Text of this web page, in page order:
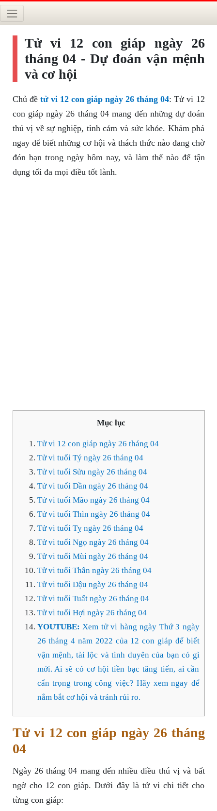
Tử vi 12 con giáp ngày 26
tháng 04 - Dự đoán vận mệnh
và cơ hội
Chủ đề tử vi 12 con giáp ngày 26 tháng 04: Tử vi 12
con giáp ngày 26 tháng 04 mang đến những dự đoán
thú vị về sự nghiệp, tình cảm và sức khỏe. Khám phá
ngay để biết những cơ hội và thách thức nào đang chờ
đón bạn trong ngày hôm nay, và làm thế nào để tận
dụng tối đa mọi điều tốt lành.
Mục lục
Tử vi 12 con giáp ngày 26 tháng 04
Tử vi tuổi Tý ngày 26 tháng 04
Tử vi tuổi Sửu ngày 26 tháng 04
Tử vi tuổi Dần ngày 26 tháng 04
Tử vi tuổi Mão ngày 26 tháng 04
Tử vi tuổi Thìn ngày 26 tháng 04
Tử vi tuổi Tỵ ngày 26 tháng 04
Tử vi tuổi Ngọ ngày 26 tháng 04
Tử vi tuổi Mùi ngày 26 tháng 04
Tử vi tuổi Thân ngày 26 tháng 04
Tử vi tuổi Dậu ngày 26 tháng 04
Tử vi tuổi Tuất ngày 26 tháng 04
Tử vi tuổi Hợi ngày 26 tháng 04
YOUTUBE: Xem tử vi hàng ngày Thứ 3 ngày
26 tháng 4 năm 2022 của 12 con giáp để biết
vận mệnh, tài lộc và tình duyên của bạn có gì
mới. Ai sẽ có cơ hội tiền bạc tăng tiến, ai cần
cẩn trọng trong công việc? Hãy xem ngay để
nắm bắt cơ hội và tránh rủi ro.
Tử vi 12 con giáp ngày 26 tháng
04
Ngày 26 tháng 04 mang đến nhiều điều thú vị và bất
ngờ cho 12 con giáp. Dưới đây là tử vi chi tiết cho
từng con giáp: